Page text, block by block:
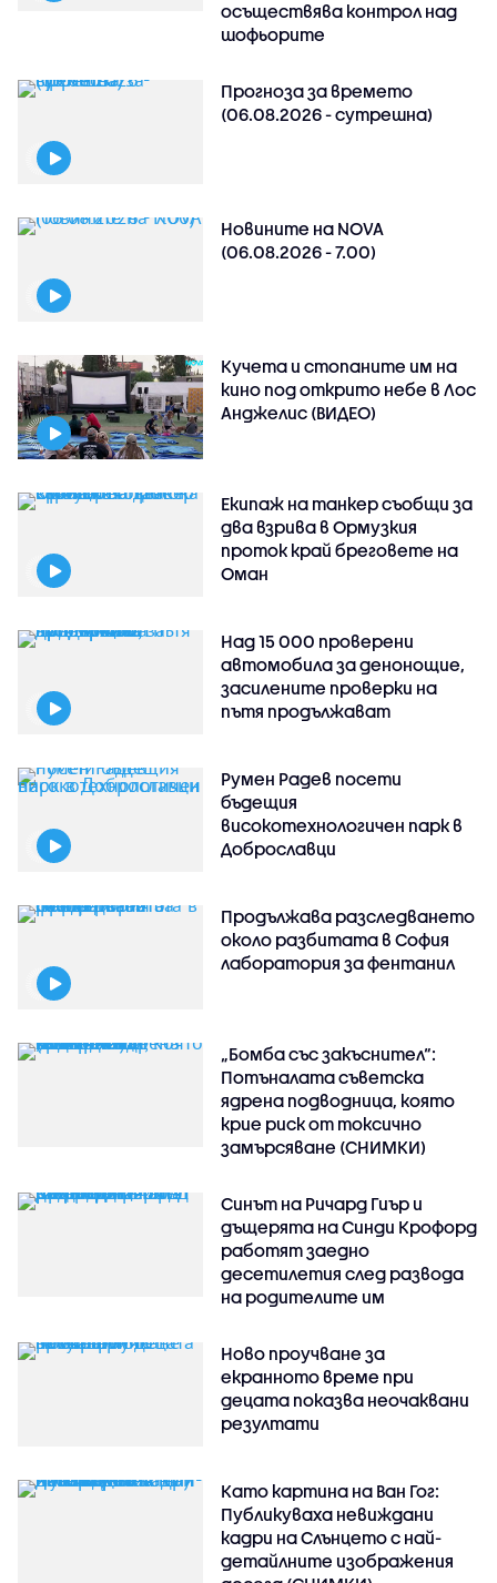
осъществява контрол над
шофьорите
Прогноза за времето
(06.08.2026 - сутрешна)
Новините на NOVA
(06.08.2026 - 7.00)
Кучета и стопаните им на
кино под открито небе в Лос
Анджелис (ВИДЕО)
Екипаж на танкер съобщи за
два взрива в Ормузкия
проток край бреговете на
Оман
Над 15 000 проверени
автомобила за денонощие,
засилените проверки на
пътя продължават
Румен Радев посети
бъдещия
високотехнологичен парк в
Доброславци
Продължава разследването
около разбитата в София
лаборатория за фентанил
„Бомба със закъснител“:
Потъналата съветска
ядрена подводница, която
крие риск от токсично
замърсяване (СНИМКИ)
Синът на Ричард Гиър и
дъщерята на Синди Крофорд
работят заедно
десетилетия след развода
на родителите им
Ново проучване за
екранното време при
децата показва неочаквани
резултати
Като картина на Ван Гог:
Публикуваха невиждани
кадри на Слънцето с най-
детайлните изображения